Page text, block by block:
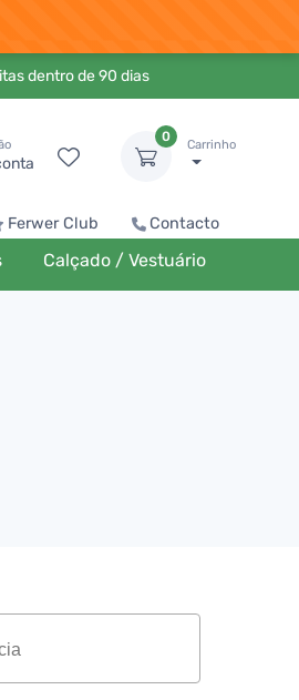
dentro de 90 dias
0
Carrinho
Ferwer Club Contacto
Calçado / Vestuário